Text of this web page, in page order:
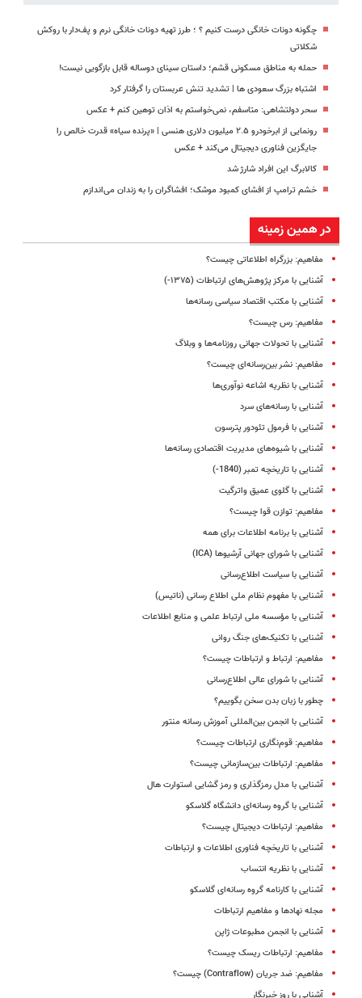
چگونه دونات خانگی درست کنیم ؟ ؛ طرز تهیه دونات خانگی نرم و پف‌دار با روکش
شکلاتی
حمله به مناطق مسکونی قشم؛ داستان سینای دوساله قابل بازگویی نیست!
اشتباه بزرگ سعودی ها | تشدید تنش عربستان را گرفتار کرد
سحر دولتشاهی: متاسفم، نمی‌خواستم به اذان توهین کنم +‌ عکس
رونمایی از ابرخودرو ۲.۵ میلیون دلاری هنسی | «پرنده سیاه» قدرت خالص را
جایگزین فناوری دیجیتال می‌کند + عکس
کالابرگ این افراد شارژ شد
خشم ترامپ از افشای کمبود موشک؛ افشاگران را به زندان می‌اندازم
در همین زمینه
مفاهیم: بزرگراه‌ اطلاعاتی چیست؟
آشنایی با مرکز پژوهش‌های ارتباطات (۱۳۷۵-)
آشنایی با مکتب اقتصاد سیاسی رسانه‌ها
مفاهیم: رس چیست؟
آشنایی با تحولات جهانی روزنامه‌ها و وبلاگ
مفاهیم: نشر بین‌رسانه‌ای چیست؟
آشنایی با نظریه اشاعه نوآوری‌ها
آشنایی با رسانه‌های سرد
آشنایی با فرمول تئودور پترسون
آشنایی با شیوه‌های مدیریت اقتصادی رسانه‌ها
آشنایی با تاریخچه تمبر (1840-)
آشنایی با گلوی عمیق واترگیت
مفاهیم: توازن قوا چیست؟
آشنایی با برنامه اطلاعات برای همه
آشنایی با شورای جهانی آرشیوها (ICA)
آشنایی با سیاست اطلاع‌رسانی
آشنایی با مفهوم نظام ملی اطلاع‌ رسانی (ناتیس)
آشنایی با مؤسسه ملی ارتباط علمی و منابع اطلاعات
آشنایی با تکنیک‌های جنگ روانی
مفاهیم: ارتباط و ارتباطات چیست؟
آشنایی با شورای عالی اطلاع‌رسانی
چطور با زبان بدن سخن بگوییم؟
آشنایی با انجمن بین‌المللی آموزش رسانه منتور
مفاهیم: قوم‌نگاری ارتباطات چیست؟
مفاهیم: ارتباطات بین‌سازمانی چیست؟
آشنایی با مدل رمزگذاری و رمز گشایی استوارت هال
آشنایی با گروه رسانه‌ای دانشگاه گلاسکو
مفاهیم: ارتباطات دیجیتال چیست؟
آشنایی با تاریخچه فناوری اطلاعات و ارتباطات
آشنایی با نظریه انتساب
آشنایی با کارنامه گروه رسانه‌ای گلاسکو
مجله نهادها و مفاهیم ارتباطات
آشنایی با انجمن مطبوعات ژاپن
مفاهیم: ارتباطات ریسک چیست؟
مفاهیم: ضد جریان (Contraflow) چیست؟